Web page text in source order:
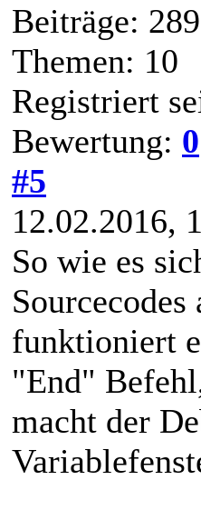
Beiträge: 289
Themen: 10
Registriert
Bewertung: 0
#5
12.02.2016,
So wie es
funktioniert
"End"
macht der